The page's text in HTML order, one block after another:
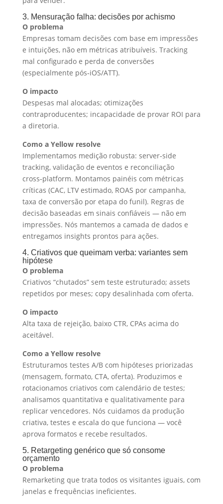
3. Mensuração falha: decisões por achismo
O problema
Empresas tomam decisões com base em impressões
e intuições, não em métricas atribuíveis. Tracking
mal configurado e perda de conversões
(especialmente pós‑iOS/ATT).
O impacto
Despesas mal alocadas; otimizações
contraproducentes; incapacidade de provar ROI para
a diretoria.
Como a Yellow resolve
Implementamos medição robusta: server‑side
tracking, validação de eventos e reconciliação
cross‑platform. Montamos painéis com métricas
críticas (CAC, LTV estimado, ROAS por campanha,
taxa de conversão por etapa do funil). Regras de
decisão baseadas em sinais confiáveis — não em
impressões. Nós mantemos a camada de dados e
entregamos insights prontos para ações.
4. Criativos que queimam verba: variantes sem
hipótese
O problema
Criativos “chutados” sem teste estruturado; assets
repetidos por meses; copy desalinhada com oferta.
O impacto
Alta taxa de rejeição, baixo CTR, CPAs acima do
aceitável.
Como a Yellow resolve
Estruturamos testes A/B com hipóteses priorizadas
(mensagem, formato, CTA, oferta). Produzimos e
rotacionamos criativos com calendário de testes;
analisamos quantitativa e qualitativamente para
replicar vencedores. Nós cuidamos da produção
criativa, testes e escala do que funciona — você
aprova formatos e recebe resultados.
5. Retargeting genérico que só consome
orçamento
O problema
Remarketing que trata todos os visitantes iguais, com
janelas e frequências ineficientes.